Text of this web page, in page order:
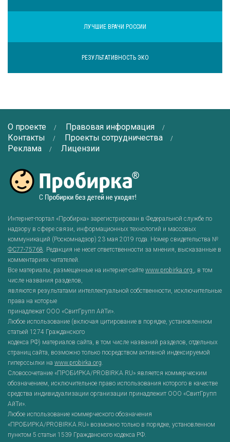
ЛУЧШИЕ ВРАЧИ РОССИИ
РЕЗУЛЬТАТИВНОСТЬ ЭКО
О проекте
Правовая информация
Контакты
Проекты сотрудничества
Реклама
Лицензии
Интернет-портал «Пробирка» зарегистрирован в Федеральной службе по
надзору в сфере связи, информационных технологий и массовых
коммуникаций (Роскомнадзор) 23 мая 2019 года. Номер свидетельства №
ФС77-75768. Редакция не несет ответственности за мнения, высказанные в
комментариях читателей.
Все материалы, размещенные на интернет-сайте www.probirka.org , в том
числе названия разделов,
являются результатами интеллектуальной собственности, исключительные
права на которые
принадлежат ООО «СвитГрупп АйТи».
Любое использование (включая цитирование в порядке, установленном
статьей 1274 Гражданского
кодекса РФ) материалов сайта, в том числе названий разделов, отдельных
страниц сайта, возможно только посредством активной индексируемой
гиперссылки на www.probirka.org.
Словосочетание «ПРОБИРКА/PROBIRKA.RU» является коммерческим
обозначением, исключительное право использования которого в качестве
средства индивидуализации организации принадлежит ООО «СвитГрупп
АйТи».
Любое использование коммерческого обозначения
«ПРОБИРКА/PROBIRKA.RU» возможно только в порядке, установленном
пунктом 5 статьи 1539 Гражданского кодекса РФ.